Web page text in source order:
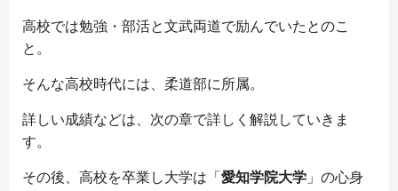
高校では勉強・部活と文武両道で励んでいたとのこ
と。
そんな高校時代には、柔道部に所属。
詳しい成績などは、次の章で詳しく解説していきま
す。
その後、高校を卒業し大学は「 愛知学院大学 」の心身